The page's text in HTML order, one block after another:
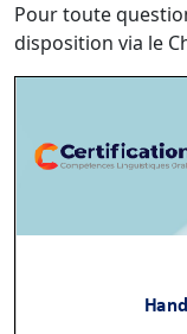
Pour toute
disposition via le